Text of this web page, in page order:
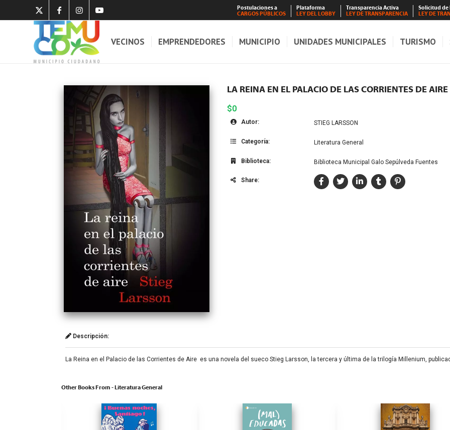
Postulaciones a
CARGOS PÚBLICOS
Plataforma
LEY DEL LOBBY
Transparencia Activa
LEY DE TRANSPARENCIA
Solicitud
LEY DE
VECINOS EMPRENDEDORES MUNICIPIO UNIDADES MUNICIPALES TURISMO
LA REINA EN EL PALACIO DE LAS CORRIENTES DE AIRE
$0
Autor: STIEG LARSSON
Categoría: Literatura General
Biblioteca: Biblioteca Municipal Galo Sepúlveda Fuentes
Share:
Descripción:
La Reina en el Palacio de las Corrientes de Aire ​ es una novela del sueco Stieg Larsson, la tercera y última de la trilogía Millenium,
Other Books From - Literatura General